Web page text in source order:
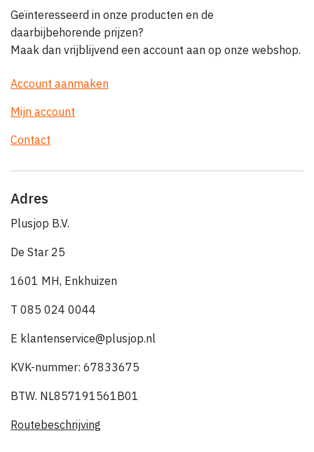
Geïnteresseerd in onze producten en de
daarbijbehorende prijzen?
Maak dan vrijblijvend een account aan op onze webshop.
Account aanmaken
Mijn account
Contact
Adres
Plusjop B.V.
De Star 25
1601 MH, Enkhuizen
T 085 024 0044
E klantenservice@plusjop.nl
KVK-nummer: 67833675
BTW. NL857191561B01
Routebeschrijving